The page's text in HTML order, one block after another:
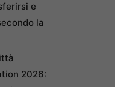
e
la
2026: